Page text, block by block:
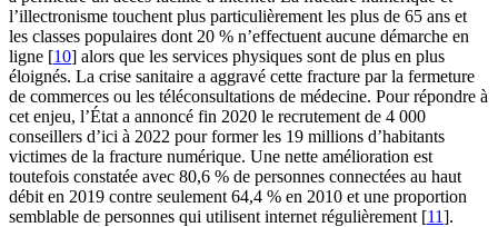
l’illectronisme touchent plus particulièrement les plus de 65 ans et
les classes populaires dont 20 % n’effectuent aucune démarche en
ligne [10] alors que les services physiques sont de plus en plus
éloignés. La crise sanitaire a aggravé cette fracture par la fermeture
de commerces ou les téléconsultations de médecine. Pour répondre à
cet enjeu, l’État a annoncé fin 2020 le recrutement de 4 000
conseillers d’ici à 2022 pour former les 19 millions d’habitants
victimes de la fracture numérique. Une nette amélioration est
toutefois constatée avec 80,6 % de personnes connectées au haut
débit en 2019 contre seulement 64,4 % en 2010 et une proportion
semblable de personnes qui utilisent internet régulièrement [11].